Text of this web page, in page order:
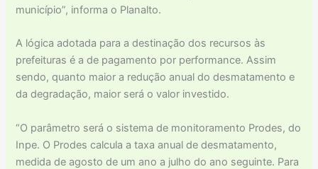
município”, informa o Planalto.
A lógica adotada para a destinação dos recursos às
prefeituras é a de pagamento por performance. Assim
sendo, quanto maior a redução anual do desmatamento e
da degradação, maior será o valor investido.
“O parâmetro será o sistema de monitoramento Prodes, do
Inpe. O Prodes calcula a taxa anual de desmatamento,
medida de agosto de um ano a julho do ano seguinte. Para